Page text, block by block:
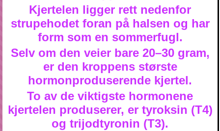
Kjertelen ligger rett nedenfor
strupehodet foran på halsen og har
form som en sommerfugl.
Selv om den veier bare 20–30 gram,
er den kroppens største
hormonproduserende kjertel.
To av de viktigste hormonene
kjertelen produserer, er tyroksin (T4)
og trijodtyronin (T3).